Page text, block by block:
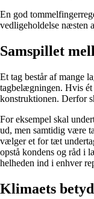
En god
vedligeholdelse næsten
Samspillet
Et tag består af mange
tagbelægningen. Hvis
konstruktionen. Derfor
For eksempel skal
ud, men samtidig være
vælger et for tæt
opstå kondens og råd i
helheden ind i enhver
Klimaets